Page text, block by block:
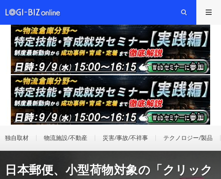
独自取材 物流施設/不動産 災害/事故/不祥事 テクノロジー/製品
日本郵便、小型荷物対象の「クリック